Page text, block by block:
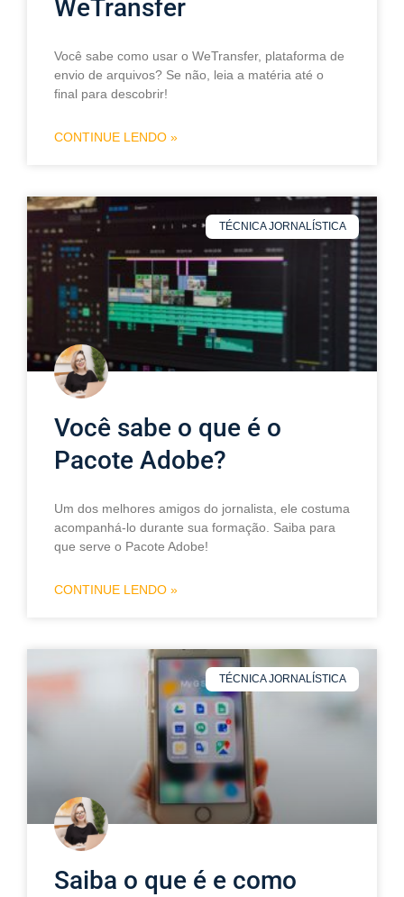
WeTransfer
Você sabe como usar o WeTransfer, plataforma de
envio de arquivos? Se não, leia a matéria até o
final para descobrir!
CONTINUE LENDO »
TÉCNICA JORNALÍSTICA
Você sabe o que é o
Pacote Adobe?
Um dos melhores amigos do jornalista, ele costuma
acompanhá-lo durante sua formação. Saiba para
que serve o Pacote Adobe!
CONTINUE LENDO »
TÉCNICA JORNALÍSTICA
Saiba o que é e como